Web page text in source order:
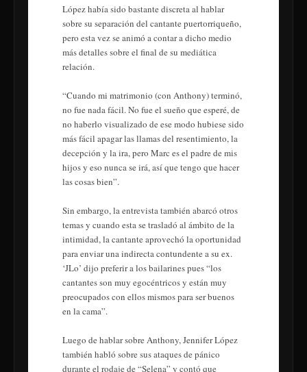
López había sido bastante discreta al hablar
sobre su separación del cantante puertorriqueño,
pero esta vez se animó a contar a dicho medio
más detalles sobre el final de su mediática
relación.
“Cuando mi matrimonio (con Anthony) terminó,
no fue nada fácil. No fue el sueño que esperé, de
no haberlo visualizado de ese modo hubiese sido
más fácil apagar las llamas del resentimiento, la
decepción y la ira, pero Marc es el padre de mis
hijos y eso nunca se irá, así que tengo que hacer
las cosas bien”.
Sin embargo, la entrevista también abarcó otros
temas y cuando esta se trasladó al ámbito de la
intimidad, la cantante aprovechó la oportunidad
para enviar una indirecta contundente a su ex.
‘JLo’ dijo preferir a los bailarines pues “los
cantantes son muy egocéntricos y están muy
preocupados con ellos mismos para ser buenos
en la cama”.
Luego de hablar sobre Anthony, Jennifer López
también habló sobre sus ataques de pánico
durante el rodaje de “Selena” y contó que